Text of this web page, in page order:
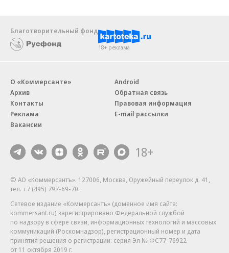
Благотворительный фонд
18+ реклама
О «Коммерсанте»
Архив
Контакты
Реклама
Вакансии
Android
Обратная связь
Правовая информация
E-mail рассылки
18+
© АО «Коммерсантъ». 127006, Москва, Оружейный переулок д. 41,
тел. +7 (495) 797-69-70.
Сетевое издание «Коммерсантъ» (доменное имя сайта:
kommersant.ru) зарегистрировано Федеральной службой
по надзору в сфере связи, информационных технологий и массовых
коммуникаций (Роскомнадзор), регистрационный номер и дата
принятия решения о регистрации: серия Эл № ФС77-76922
от 11 октября 2019 г.